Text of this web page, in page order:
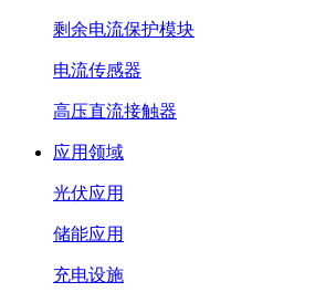
剩余电流保护模块
电流传感器
高压直流接触器
应用领域
光伏应用
储能应用
充电设施